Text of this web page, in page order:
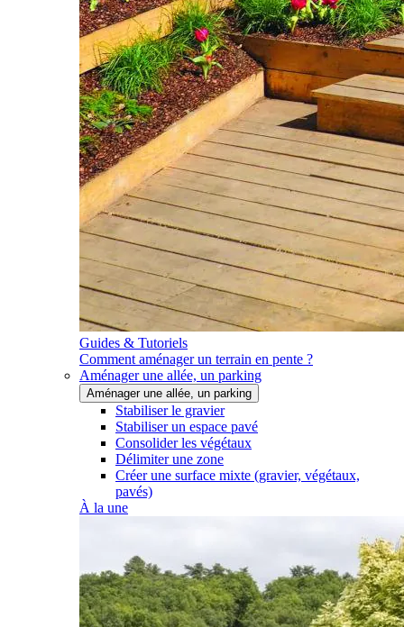
Guides & Tutoriels
Comment aménager un terrain en pente ?
Aménager une allée, un parking
Aménager une allée, un parking
Stabiliser le gravier
Stabiliser un espace pavé
Consolider les végétaux
Délimiter une zone
Créer une surface mixte (gravier, végétaux,
pavés)
À la une